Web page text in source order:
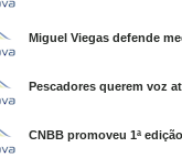
Miguel Viegas defende
Pescadores querem voz
CNBB promoveu 1ª